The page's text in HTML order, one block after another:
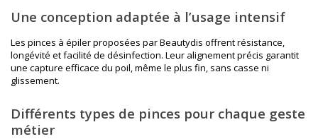
Une conception adaptée à l’usage intensif
Les pinces à épiler proposées par Beautydis offrent résistance,
longévité et facilité de désinfection. Leur alignement précis garantit
une capture efficace du poil, même le plus fin, sans casse ni
glissement.
Différents types de pinces pour chaque geste
métier